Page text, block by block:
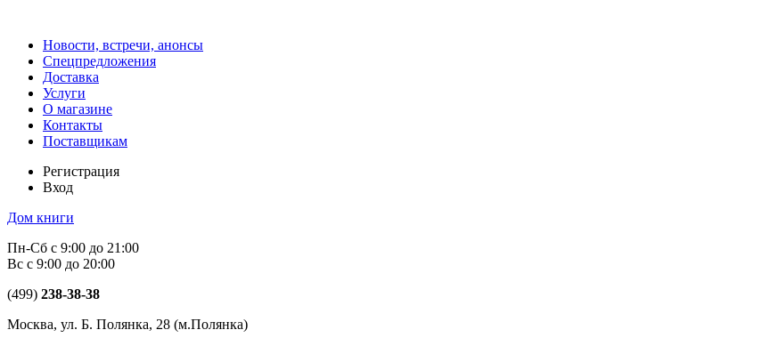
Новости, встречи, анонсы
Спецпредложения
Доставка
Услуги
О магазине
Контакты
Поставщикам
Регистрация
Вход
Дом книги
Пн-Сб с 9:00 до 21:00
Вс с 9:00 до 20:00
(499) 238-38-38
Москва, ул. Б. Полянка, 28 (м.Полянка)